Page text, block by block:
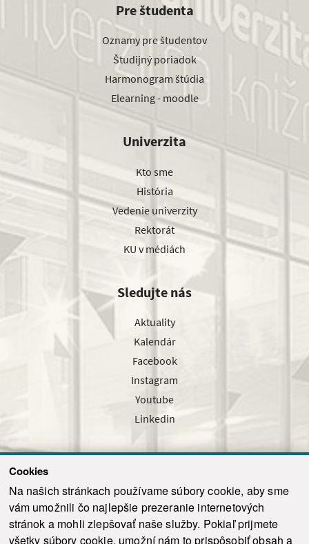
Cookies
Na našich stránkach používame súbory cookie, aby sme
vám umožnili čo najlepšie prezeranie internetových
stránok a mohli zlepšovať naše služby. Pokiaľ prijmete
všetky súbory cookie, umožní nám to prispôsobiť obsah a
Pre študenta
Oznamy pre študentov
Študijný poriadok
Harmonogram štúdia
Elearning - moodle
Univerzita
Kto sme
História
Vedenie univerzity
Rektorát
KU v médiách
Sledujte nás
Aktuality
Kalendár
Facebook
Instagram
Youtube
Linkedin